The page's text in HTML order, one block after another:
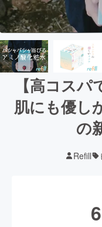
【高コス
肌にも優し
の
Refill